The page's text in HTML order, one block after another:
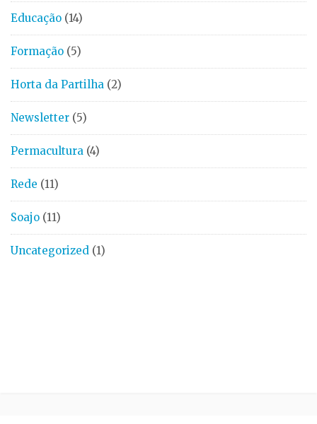
Educação (14)
Formação (5)
Horta da Partilha (2)
Newsletter (5)
Permacultura (4)
Rede (11)
Soajo (11)
Uncategorized (1)